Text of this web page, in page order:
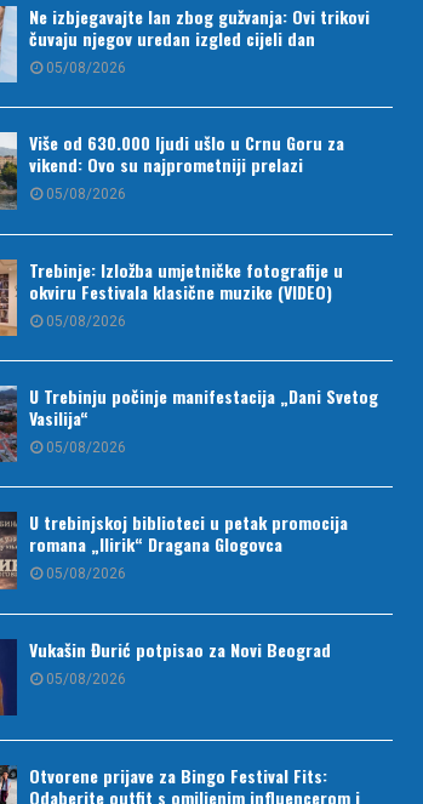
Ne izbjegavajte lan zbog gužvanja: Ovi trikovi
čuvaju njegov uredan izgled cijeli dan
05/08/2026
Više od 630.000 ljudi ušlo u Crnu Goru za
vikend: Ovo su najprometniji prelazi
05/08/2026
Trebinje: Izložba umjetničke fotografije u
okviru Festivala klasične muzike (VIDEO)
05/08/2026
U Trebinju počinje manifestacija „Dani Svetog
Vasilija“
05/08/2026
U trebinjskoj biblioteci u petak promocija
romana „Ilirik“ Dragana Glogovca
05/08/2026
Vukašin Đurić potpisao za Novi Beograd
05/08/2026
Otvorene prijave za Bingo Festival Fits:
Odaberite outfit s omiljenim influencerom i